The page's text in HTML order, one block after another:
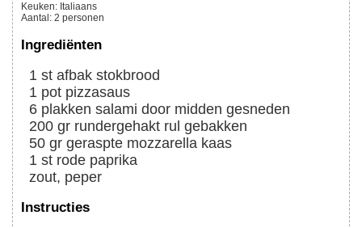
Keuken: Italiaans
Aantal : 2 personen
Ingrediënten
1 st afbak stokbrood
1 pot pizzasaus
6 plakken salami door midden gesneden
200 gr rundergehakt rul gebakken
50 gr geraspte mozzarella kaas
1 st rode paprika
zout, peper
Instructies